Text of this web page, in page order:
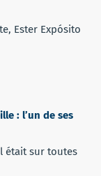
Ester Expósito
: l’un de ses
était sur toutes